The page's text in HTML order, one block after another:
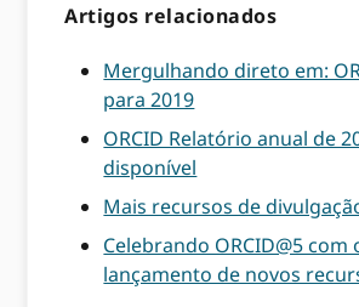
Artigos relacionados
Mergulhando direto em:
para 2019
ORCID Relatório anual de
disponível
Mais recursos de
Celebrando ORCID@5 com
lançamento de novos